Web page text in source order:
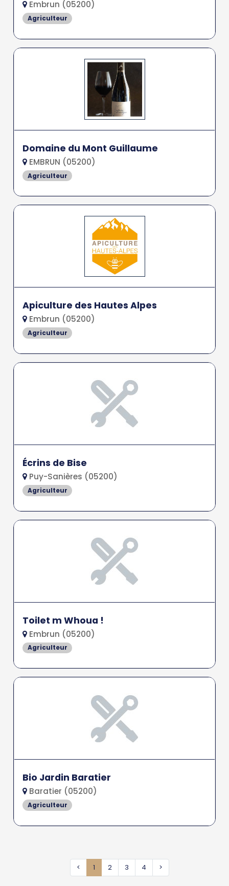
Embrun (05200)
Agriculteur
Domaine du Mont Guillaume
EMBRUN (05200)
Agriculteur
Apiculture des Hautes Alpes
Embrun (05200)
Agriculteur
Écrins de Bise
Puy-Sanières (05200)
Agriculteur
Toilet m Whoua !
Embrun (05200)
Agriculteur
Bio Jardin Baratier
Baratier (05200)
Agriculteur
< 1 2 3 4 >